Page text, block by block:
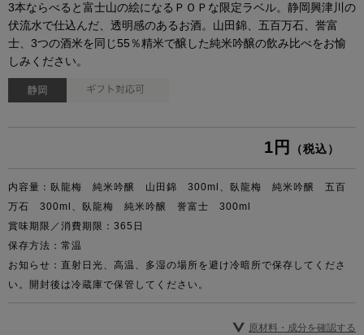
3本ならべると富士山の絵になるＰＯＰな限定ラベル。静岡興津川の
伏流水で仕込んだ、透明感のあるお酒。山田錦、五百万石、誉富
士、3つの酒米を同じ55％精米で醸した純米吟醸の飲み比べをお愉
しみください。
1円 （税込）
内容量：臥龍梅 純米吟醸 山田錦 300ml、臥龍梅 純米吟醸 五百
万石 300ml、臥龍梅 純米吟醸 誉富士 300ml
賞味期限／消費期限：365日
保存方法：常温
お知らせ：直射日光、高温、多湿の場所を避け冷暗所で保存してくださ
い。開封後は冷蔵庫で保管してください。
原材料・成分を確認する